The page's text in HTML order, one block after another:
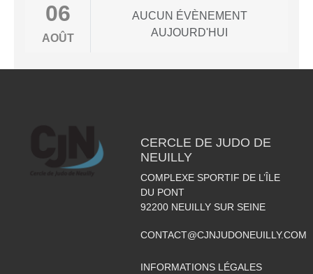
06
AOÛT
AUCUN ÉVÈNEMENT
AUJOURD'HUI
CERCLE DE JUDO DE
NEUILLY
COMPLEXE SPORTIF DE L’ÎLE
DU PONT
92200 NEUILLY SUR SEINE
CONTACT@CJNJUDONEUILLY.COM
INFORMATIONS LÉGALES